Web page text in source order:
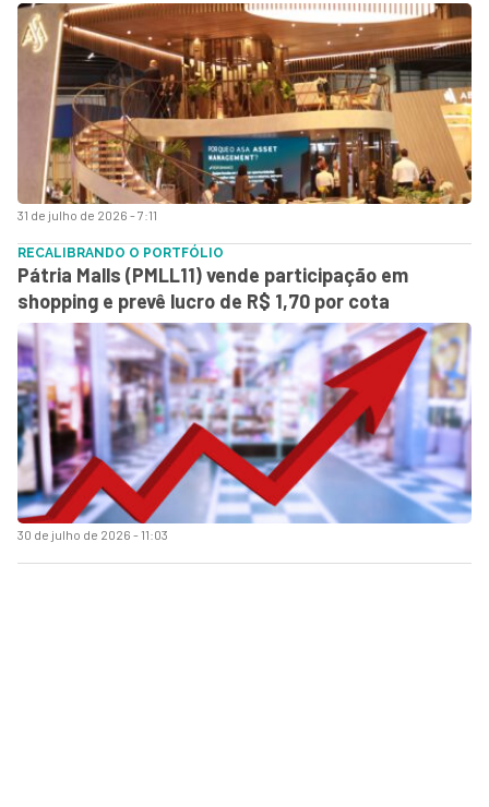
31 de julho de 2026 - 7:11
30 de julho de 2026 - 11:03
RECALIBRANDO O PORTFÓLIO
Pátria Malls (PMLL11) vende participação em
shopping e prevê lucro de R$ 1,70 por cota